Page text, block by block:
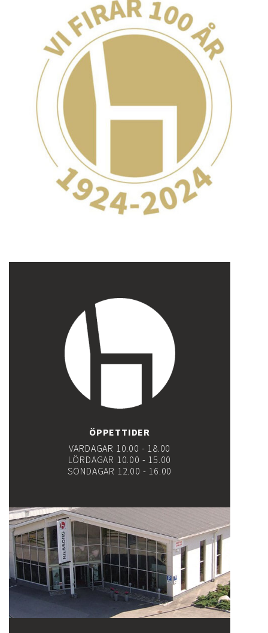
ÖPPETTIDER
VARDAGAR 10.00 - 18.00
LÖRDAGAR 10.00 - 15.00
SÖNDAGAR 12.00 - 16.00